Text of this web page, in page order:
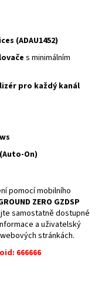
(ADAU1452)
s minimálním
pro každý kanál
pomocí mobilního
ZERO GZDSP
samostatně dostupné
a uživatelský
stránkách.
666666